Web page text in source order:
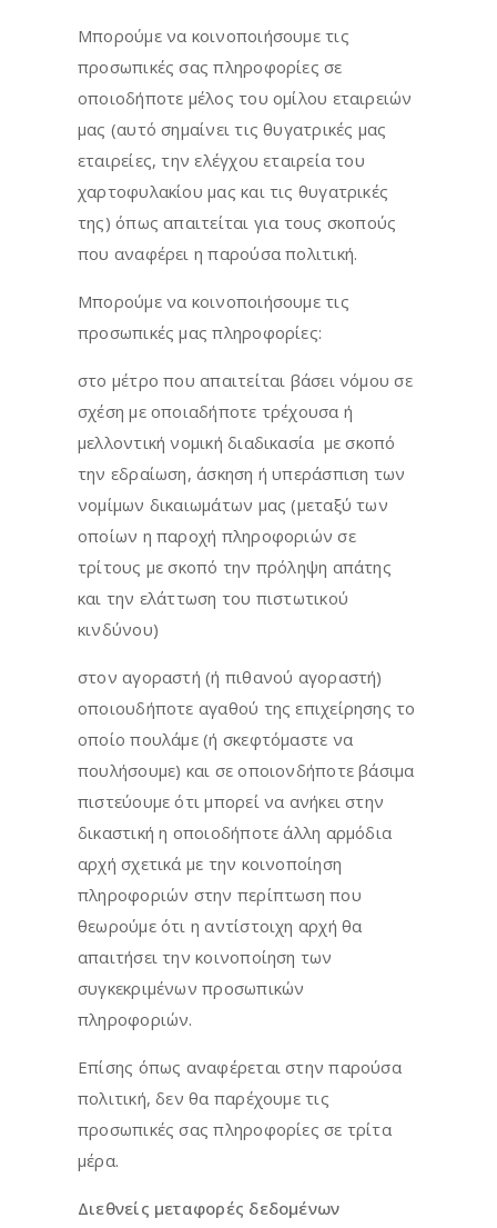
Μπορούμε να κοινοποιήσουμε τις
προσωπικές σας πληροφορίες σε
οποιοδήποτε μέλος του ομίλου εταιρειών
μας (αυτό σημαίνει τις θυγατρικές μας
εταιρείες, την ελέγχου εταιρεία του
χαρτοφυλακίου μας και τις θυγατρικές
της) όπως απαιτείται για τους σκοπούς
που αναφέρει η παρούσα πολιτική.
Μπορούμε να κοινοποιήσουμε τις
προσωπικές μας πληροφορίες:
στο μέτρο που απαιτείται βάσει νόμου σε
σχέση με οποιαδήποτε τρέχουσα ή
μελλοντική νομική διαδικασία με σκοπό
την εδραίωση, άσκηση ή υπεράσπιση των
νομίμων δικαιωμάτων μας (μεταξύ των
οποίων η παροχή πληροφοριών σε
τρίτους με σκοπό την πρόληψη απάτης
και την ελάττωση του πιστωτικού
κινδύνου)
στον αγοραστή (ή πιθανού αγοραστή)
οποιουδήποτε αγαθού της επιχείρησης το
οποίο πουλάμε (ή σκεφτόμαστε να
πουλήσουμε) και σε οποιονδήποτε βάσιμα
πιστεύουμε ότι μπορεί να ανήκει στην
δικαστική η οποιοδήποτε άλλη αρμόδια
αρχή σχετικά με την κοινοποίηση
πληροφοριών στην περίπτωση που
θεωρούμε ότι η αντίστοιχη αρχή θα
απαιτήσει την κοινοποίηση των
συγκεκριμένων προσωπικών
πληροφοριών.
Επίσης όπως αναφέρεται στην παρούσα
πολιτική, δεν θα παρέχουμε τις
προσωπικές σας πληροφορίες σε τρίτα
μέρα.
Διεθνείς μεταφορές δεδομένων